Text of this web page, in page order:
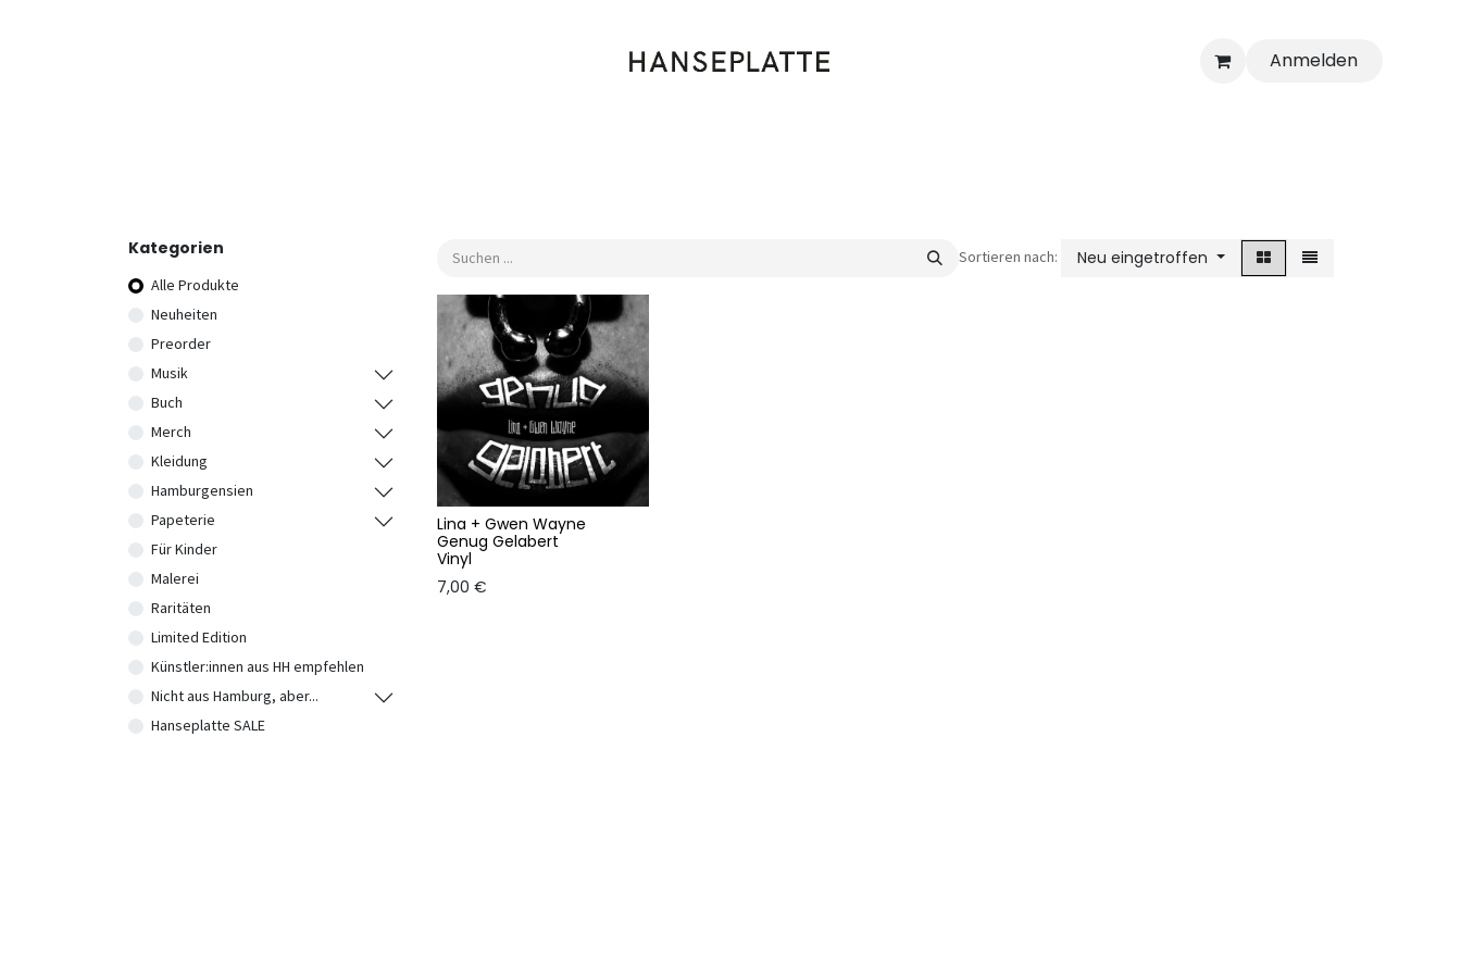
Anmelden
Kategorien
Alle Produkte
Neuheiten
Preorder
Musik
Buch
Merch
Kleidung
Hamburgensien
Papeterie
Für Kinder
Malerei
Raritäten
Limited Edition
Künstler:innen aus HH empfehlen
Nicht aus Hamburg, aber...
Hanseplatte SALE
Sortieren nach: Neu eingetroffen
Lina + Gwen Wayne
Genug Gelabert
Vinyl
7,00 €